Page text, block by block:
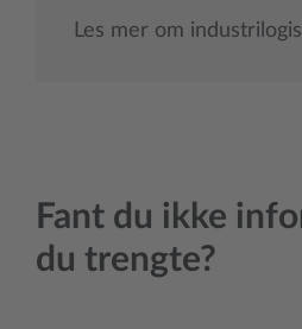
Les mer om
Fant du ikke
du trengte?